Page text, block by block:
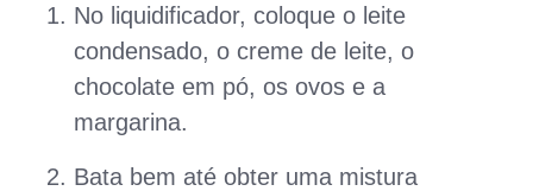
No liquidificador, coloque o leite
condensado, o creme de leite, o
chocolate em pó, os ovos e a
margarina.
Bata bem até obter uma mistura